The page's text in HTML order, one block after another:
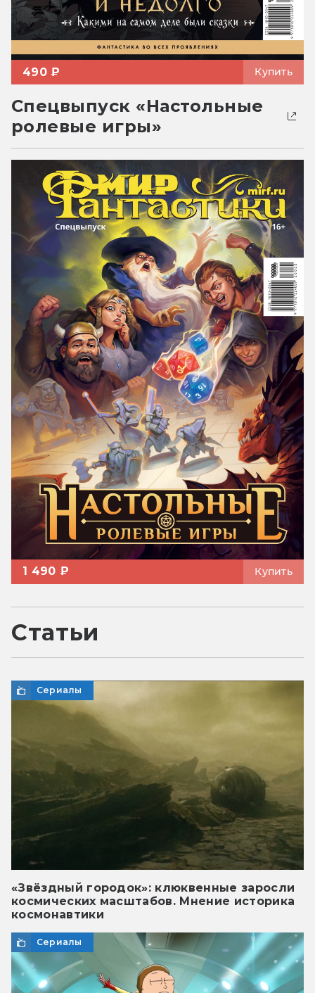
490 ₽ Купить
Спецвыпуск «Настольные
ролевые игры»
1 490 ₽ Купить
Статьи
Сериалы
«Звёздный городок»: клюквенные заросли
космических масштабов. Мнение историка
космонавтики
Сериалы